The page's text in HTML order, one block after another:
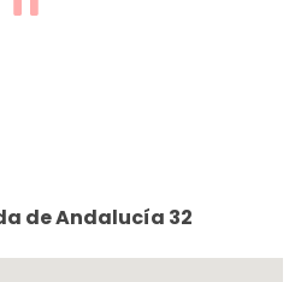
de Andalucía 32